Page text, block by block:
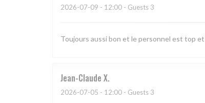
2026-07-09 - 12:00 - Guests 3
Toujours aussi bon et le personnel est top
Jean-Claude X
2026-07-05 - 12:00 - Guests 3